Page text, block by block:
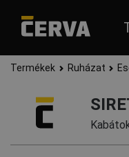
Termékek Ruházat